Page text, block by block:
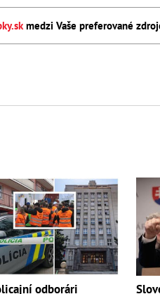
medzi Vaše preferované
odborári